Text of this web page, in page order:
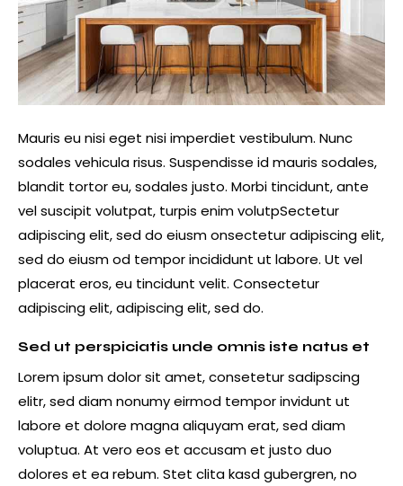
Mauris eu nisi eget nisi imperdiet vestibulum. Nunc
sodales vehicula risus. Suspendisse id mauris sodales,
blandit tortor eu, sodales justo. Morbi tincidunt, ante
vel suscipit volutpat, turpis enim volutpSectetur
adipiscing elit, sed do eiusm onsectetur adipiscing elit,
sed do eiusm od tempor incididunt ut labore. Ut vel
placerat eros, eu tincidunt velit. Consectetur
adipiscing elit, adipiscing elit, sed do.
Sed ut perspiciatis unde omnis iste natus et
Lorem ipsum dolor sit amet, consetetur sadipscing
elitr, sed diam nonumy eirmod tempor invidunt ut
labore et dolore magna aliquyam erat, sed diam
voluptua. At vero eos et accusam et justo duo
dolores et ea rebum. Stet clita kasd gubergren, no